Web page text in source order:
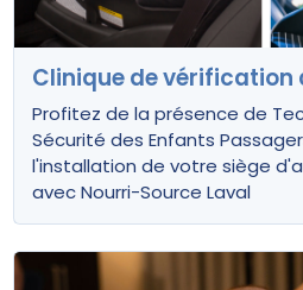
Clinique de vérification
Profitez de la présence de
Sécurité des Enfants
l'installation de votre siège
avec Nourri-Source Laval